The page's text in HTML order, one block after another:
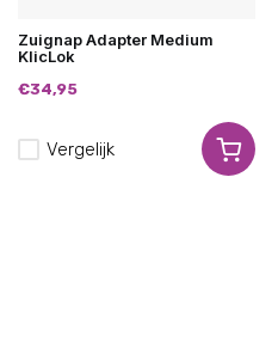
Zuignap Adapter Medium
KlicLok
€34,95
Vergelijk